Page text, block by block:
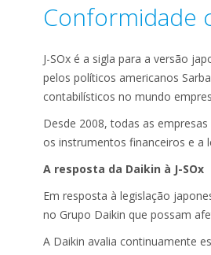
Conformidade
J-SOx é a sigla para a versão
pelos políticos americanos
contabilísticos no mundo
Desde 2008, todas as
os instrumentos financeiros e a
A resposta da Daikin à J-SOx
Em resposta à legislação
no Grupo Daikin que possam
A Daikin avalia continuamente